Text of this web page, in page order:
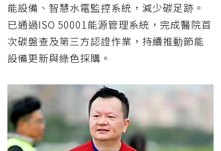
能設備、智慧水電監控系統，減少碳足跡。
已通過ISO 50001能源管理系統，完成醫院首
次碳盤查及第三方認證作業，持續推動節能
設備更新與綠色採購。